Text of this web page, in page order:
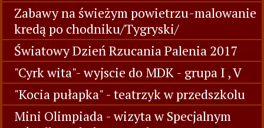
Zabawy na świeżym powietrzu-malowanie
kredą po chodniku/Tygryski/
Światowy Dzień Rzucania Palenia 2017
"Cyrk wita"- wyjscie do MDK - grupa I , V
"Kocia pułapka" - teatrzyk w przedszkolu
Mini Olimpiada - wizyta w Specjalnym